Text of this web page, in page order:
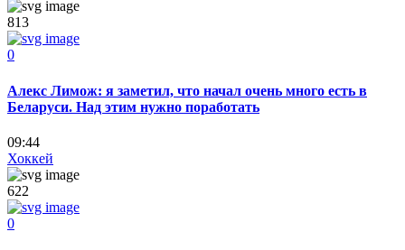
813
0
Алекс Лимож: я заметил, что начал очень много есть в
Беларуси. Над этим нужно поработать
09:44
Хоккей
622
0